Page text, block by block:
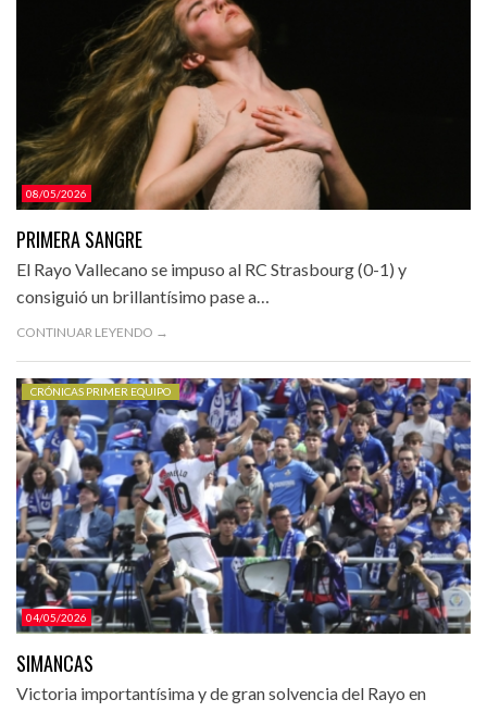
08/05/2026
PRIMERA SANGRE
El Rayo Vallecano se impuso al RC Strasbourg (0-1) y
consiguió un brillantísimo pase a…
CONTINUAR LEYENDO →
04/05/2026
CRÓNICAS PRIMER EQUIPO
SIMANCAS
Victoria importantísima y de gran solvencia del Rayo en